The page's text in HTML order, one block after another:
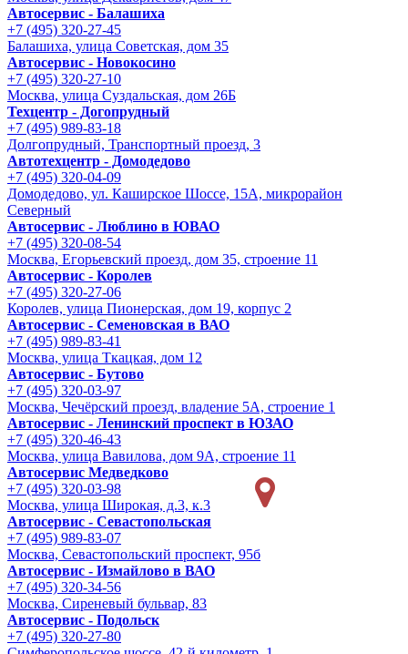
Автосервис - Балашиха
+7 (495) 320-27-45
Балашиха, улица Советская, дом 35
Автосервис - Новокосино
+7 (495) 320-27-10
Москва, улица Суздальская, дом 26Б
Техцентр - Догопрудный
+7 (495) 989-83-18
Долгопрудный, Транспортный проезд, 3
Автотехцентр - Домодедово
+7 (495) 320-04-09
Домодедово, ул. Каширское Шоссе, 15А, микрорайон
Северный
Автосервис - Люблино в ЮВАО
+7 (495) 320-08-54
Москва, Егорьевский проезд, дом 35, строение 11
Автосервис - Королев
+7 (495) 320-27-06
Королев, улица Пионерская, дом 19, корпус 2
Автосервис - Семеновская в ВАО
+7 (495) 989-83-41
Москва, улица Ткацкая, дом 12
Автосервис - Бутово
+7 (495) 320-03-97
Москва, Чечёрский проезд, владение 5А, строение 1
Автосервис - Ленинский проспект в ЮЗАО
+7 (495) 320-46-43
Москва, улица Вавилова, дом 9A, строение 11
Автосервис Медведково
+7 (495) 320-03-98
Москва, улица Широкая, д.3, к.3
Автосервис - Cевастопольская
+7 (495) 989-83-07
Москва, Севастопольский проспект, 95б
Автосервис - Измайлово в ВАО
+7 (495) 320-34-56
Москва, Сиреневый бульвар, 83
Автосервис - Подольск
+7 (495) 320-27-80